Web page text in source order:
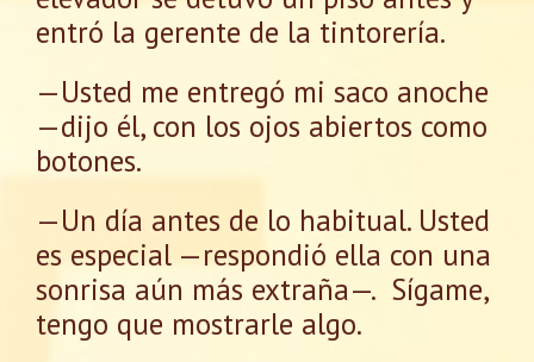
entró la gerente de la tintorería.
—Usted me entregó mi saco anoche
—dijo él, con los ojos abiertos como
botones.
—Un día antes de lo habitual. Usted
es especial —respondió ella con una
sonrisa aún más extraña—. Sígame,
tengo que mostrarle algo.